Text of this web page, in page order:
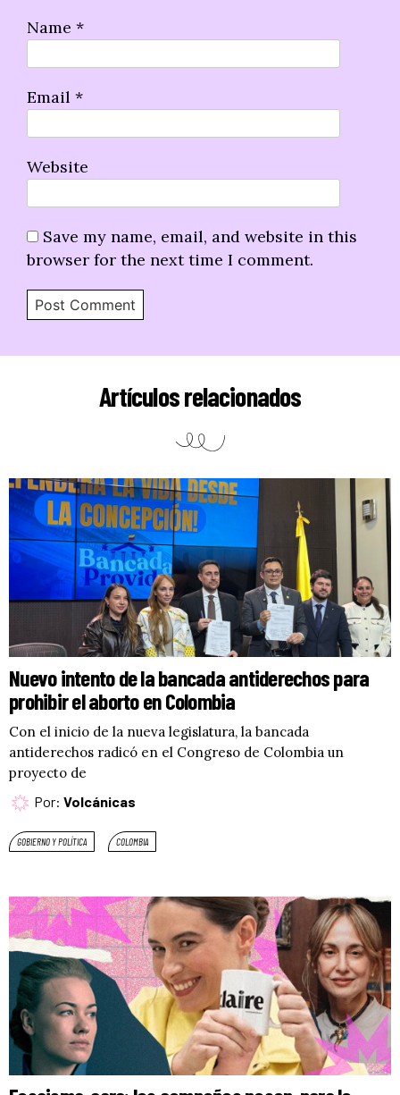
Name *
Email *
Website
Save my name, email, and website in this
browser for the next time I comment.
Artículos relacionados
Nuevo intento de la bancada antiderechos para
prohibir el aborto en Colombia
Con el inicio de la nueva legislatura, la bancada
antiderechos radicó en el Congreso de Colombia un
proyecto de
Por: Volcánicas
GOBIERNO Y POLÍTICA COLOMBIA